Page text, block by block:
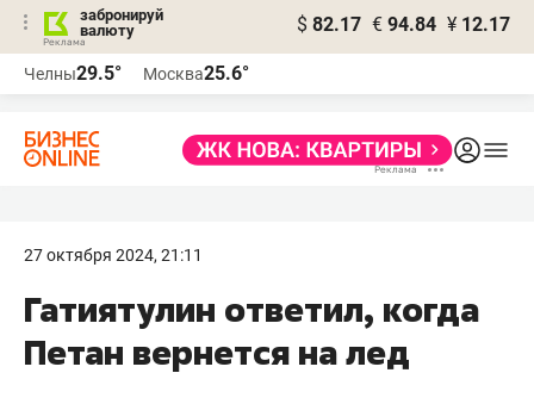
забронируй
валюту
$ 82.17 € 94.84 ¥ 12.17
Челны29.5° Москва25.6°
27 октября 2024, 21:11
Гатиятулин ответил, когда
Петан вернется на лед